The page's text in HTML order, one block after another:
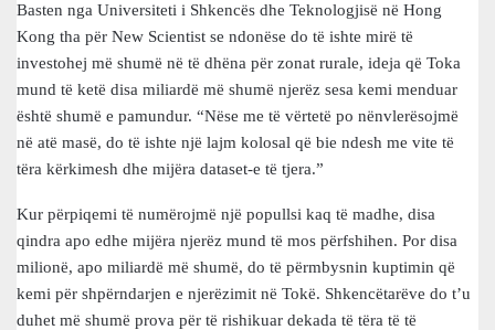
Basten nga Universiteti i Shkencës dhe Teknologjisë në Hong
Kong tha për New Scientist se ndonëse do të ishte mirë të
investohej më shumë në të dhëna për zonat rurale, ideja që Toka
mund të ketë disa miliardë më shumë njerëz sesa kemi menduar
është shumë e pamundur. “Nëse me të vërtetë po nënvlerësojmë
në atë masë, do të ishte një lajm kolosal që bie ndesh me vite të
tëra kërkimesh dhe mijëra dataset-e të tjera.”
Kur përpiqemi të numërojmë një popullsi kaq të madhe, disa
qindra apo edhe mijëra njerëz mund të mos përfshihen. Por disa
milionë, apo miliardë më shumë, do të përmbysnin kuptimin që
kemi për shpërndarjen e njerëzimit në Tokë. Shkencëtarëve do t’u
duhet më shumë prova për të rishikuar dekada të tëra të të